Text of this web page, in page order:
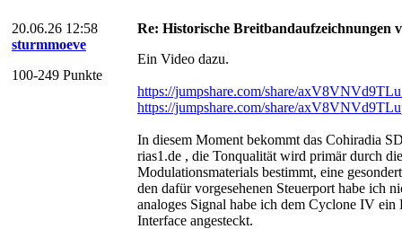
20.06.26 12:58
sturmmoeve
100-249 Punkte
Re: Historische
Ein Video dazu.
https://jumpshare.com/share/
https://jumpshare.com/share/
In diesem Moment bekommt das Cohiradia
rias1.de , die Tonqualität wird primär durch
Modulationsmaterials bestimmt, eine
den dafür vorgesehenen Steuerport habe ich
analoges Signal habe ich dem Cyclone IV
Interface angesteckt.